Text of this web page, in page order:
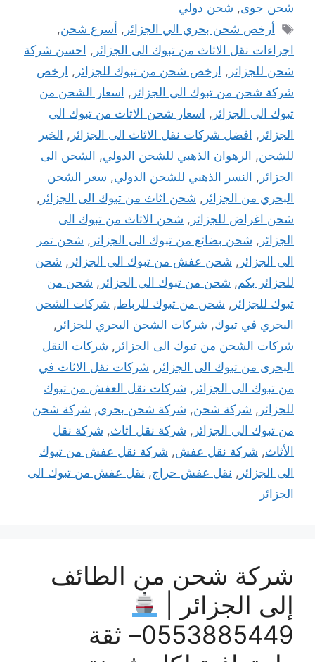
شحن جوى, شحن دولي
الوسوم
أرخص شحن بحري الي الجزائر , أسرع شحن,
اجراءات نقل الاثاث من تبوك الى الجزائر , احسن شركة
شحن للجزائر , ارخص شحن من تبوك للجزائر , ارخص
شركة شحن من تبوك الى الجزائر , اسعار الشحن من
تبوك الى الجزائر , اسعار شحن الاثاث من تبوك الى
الجزائر , افضل شركات نقل الاثاث الى الجزائر , الخير
للشحن, الرهوان الذهبي للشحن الدولي, الشحن الى
الجزائر , النسر الذهبي للشحن الدولي, سعر الشحن
البحري من الجزائر , شحن اثاث من تبوك الى الجزائر ,
شحن اغراض للجزائر , شحن الاثاث من تبوك الى
الجزائر , شحن بضائع من تبوك الى الجزائر , شحن تمر
الى الجزائر , شحن عفش من تبوك الى الجزائر , شحن
للجزائر بكم, شحن من تبوك الى الجزائر , شحن من
تبوك للجزائر , شحن من تبوك للرباط, شركات الشحن
البحري في تبوك, شركات الشحن البحري للجزائر ,
شركات الشحن من تبوك الى الجزائر , شركات النقل
البحرى من تبوك الى الجزائر , شركات نقل الاثاث في
من تبوك الى الجزائر , شركات نقل العفش من تبوك
للجزائر , شركة شحن, شركة شحن بحري, شركة شحن
من تبوك الي الجزائر , شركة نقل اثاث, شركة نقل
الأثاث, شركة نقل عفش, شركة نقل عفش من تبوك
الى الجزائر , نقل عفش حراج, نقل عفش من تبوك الى
الجزائر
شركة شحن من الطائف
إلى الجزائر |
0553885449– ثقة